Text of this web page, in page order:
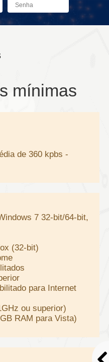
pesquisa
mínimas
de 360 kpbs -
7 32-bit/64-bit,
(32-bit)
para Internet
ou superior)
RAM para Vista)